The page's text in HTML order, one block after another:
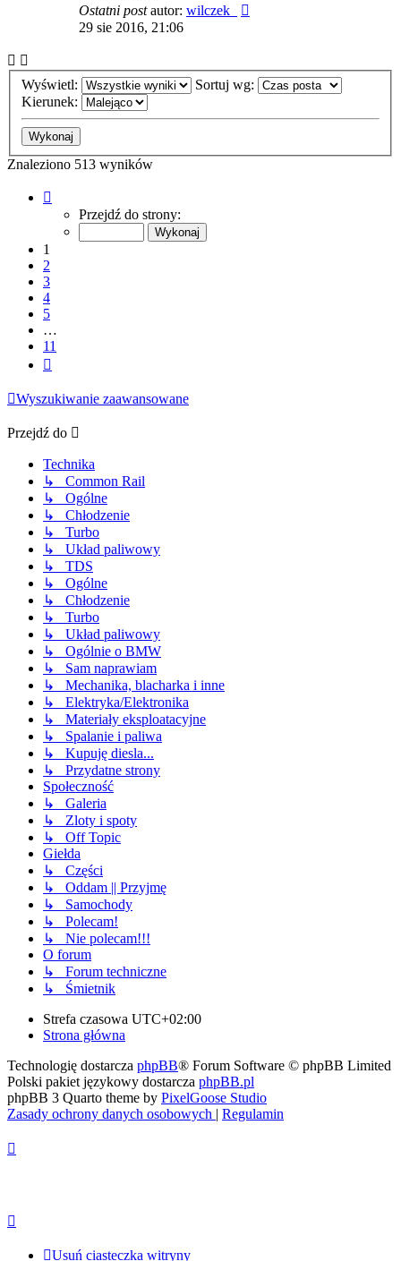
Ostatni postautor: wilczek_
29 sie 2016, 21:06
Wyświetl:
Sortuj wg:
Kierunek:
Znaleziono 513 wyników
Przejdź do strony:
1
2
3
4
5
…
11
Wyszukiwanie zaawansowane
Przejdź do
Technika
↳ Common Rail
↳ Ogólne
↳ Chłodzenie
↳ Turbo
↳ Układ paliwowy
↳ TDS
↳ Ogólne
↳ Chłodzenie
↳ Turbo
↳ Układ paliwowy
↳ Ogólnie o BMW
↳ Sam naprawiam
↳ Mechanika, blacharka i inne
↳ Elektryka/Elektronika
↳ Materiały eksploatacyjne
↳ Spalanie i paliwa
↳ Kupuję diesla...
↳ Przydatne strony
Społeczność
↳ Galeria
↳ Zloty i spoty
↳ Off Topic
Giełda
↳ Części
↳ Oddam || Przyjmę
↳ Samochody
↳ Polecam!
↳ Nie polecam!!!
O forum
↳ Forum techniczne
↳ Śmietnik
Strefa czasowa UTC+02:00
Strona główna
Technologię dostarcza phpBB® Forum Software © phpBB Limited
Polski pakiet językowy dostarcza phpBB.pl
phpBB 3 Quarto theme by PixelGoose Studio
Zasady ochrony danych osobowych | Regulamin
Usuń ciasteczka witryny